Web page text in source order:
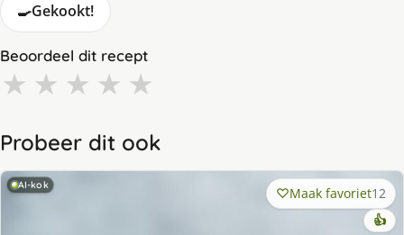
🍳Gekookt!
Beoordeel dit recept
★ ★ ★ ★ ★
Probeer dit ook
AI-kok Maak favoriet12
👍